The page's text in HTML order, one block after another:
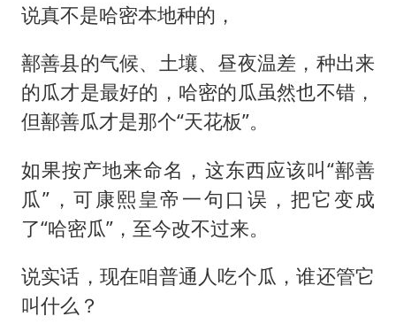
说真不是哈密本地种的，
鄯善县的气候、土壤、昼夜温差，种出来
的瓜才是最好的，哈密的瓜虽然也不错，
但鄯善瓜才是那个“天花板”。
如果按产地来命名，这东西应该叫“鄯善
瓜”，可康熙皇帝一句口误，把它变成
了“哈密瓜”，至今改不过来。
说实话，现在咱普通人吃个瓜，谁还管它
叫什么？